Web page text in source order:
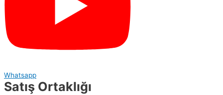
Whatsapp
Satış Ortaklığı